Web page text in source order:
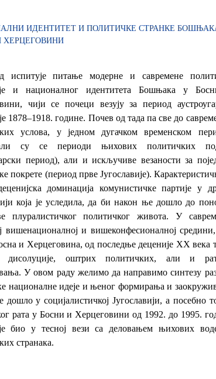
ИДЕНТИТЕТ И ПОЛИТИЧКЕ СТРАНКЕ
ХЕРЦЕГОВИНИ
испитује питање модерне и савремене
и националног идентитета Бошњака у
чији се почеци везују за период
1878–1918. године. Почев од тада па све до
услова, у једном дугачком временском
су се периоди њихових политичких
период), али и искључиве везаности за
покрете (период прве Југославије).
доминација комунистичке партије у
која је уследила, да би након ње дошло до
плуралистичког политичког живота. У
вишенационалној и вишеконфесионалној
и Херцеговина, од последње деценије ХХ века
дисолуције, оштрих политичких, али и
У овом раду желимо да направимо синтезу
националне идеје и њеног формирања и
дошло у социјалистичкој Југославији, а посебно
рата у Босни и Херцеговини од 1992. до 1995.
био у тесној вези са деловањем њихових
странака.